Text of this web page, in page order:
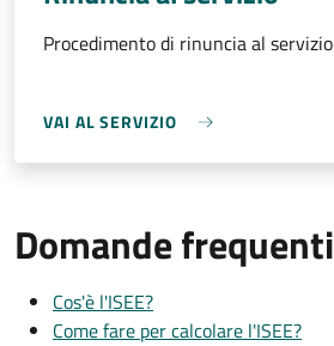
Procedimento di rinuncia al servizio
VAI AL SERVIZIO
Domande frequenti
Cos'è l'ISEE?
Come fare per calcolare l'ISEE?